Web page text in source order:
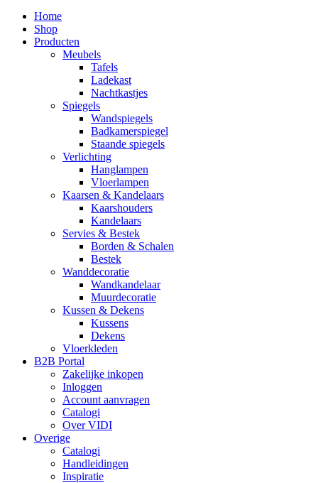
Home
Shop
Producten
Meubels
Tafels
Ladekast
Nachtkastjes
Spiegels
Wandspiegels
Badkamerspiegel
Staande spiegels
Verlichting
Hanglampen
Vloerlampen
Kaarsen & Kandelaars
Kaarshouders
Kandelaars
Servies & Bestek
Borden & Schalen
Bestek
Wanddecoratie
Wandkandelaar
Muurdecoratie
Kussen & Dekens
Kussens
Dekens
Vloerkleden
B2B Portal
Zakelijke inkopen
Inloggen
Account aanvragen
Catalogi
Over VIDI
Overige
Catalogi
Handleidingen
Inspiratie